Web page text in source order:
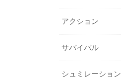
アクション
サバイバル
シュミレーション